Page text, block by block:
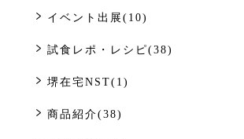
イベント出展(10)
試食レポ・レシピ(38)
堺在宅NST(1)
商品紹介(38)